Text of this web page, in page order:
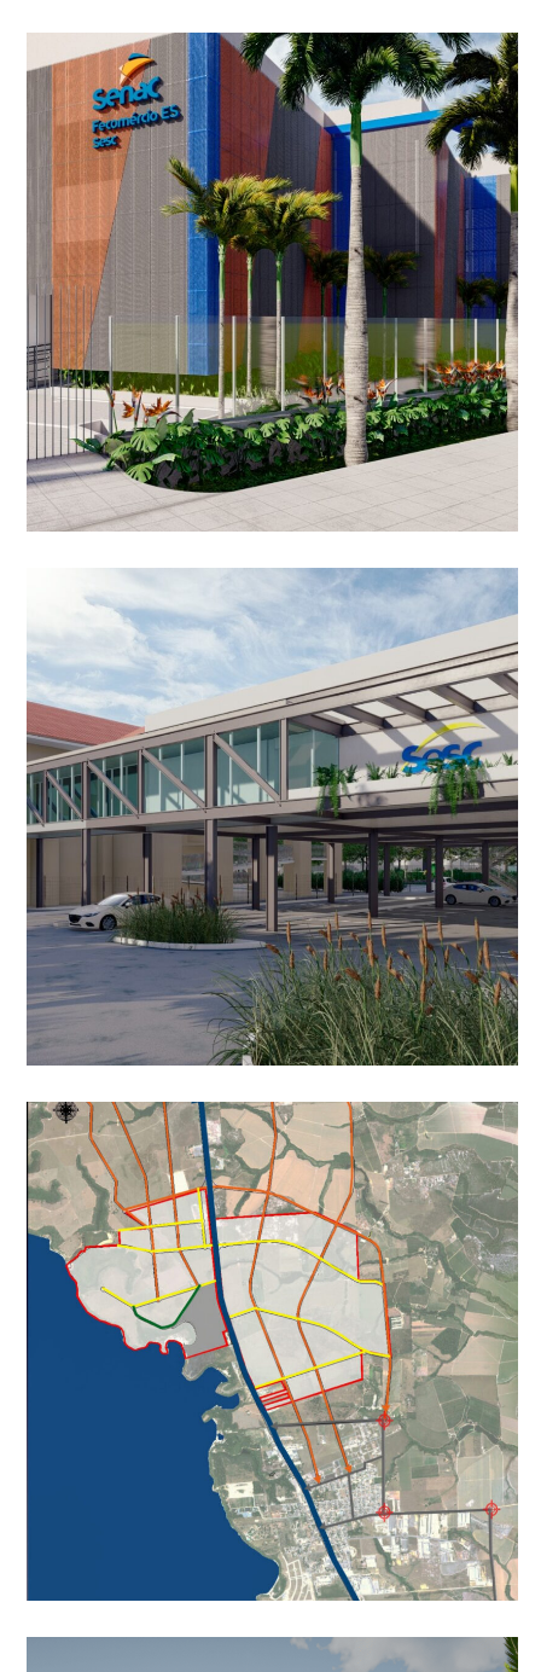
(em parceria com o arquiteto Anderson Fioreti)